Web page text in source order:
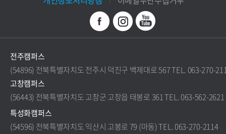
전주캠퍼스
(54896) 전북특별자치도 전주시 덕진구 백제대로 567 TEL. 063-270-
고창캠퍼스
(56443) 전북특별자치도 고창군 고창읍 태봉로 361 TEL. 063-562-2621
특성화캠퍼스
(54596) 전북특별자치도 익산시 고봉로 79 (마동) TEL. 063-270-2114